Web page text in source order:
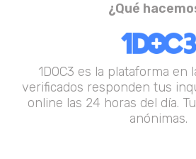
¿Qué
1DOC3 es la plataforma en
verificados responden tus
online las 24 horas del día.
anónimas.